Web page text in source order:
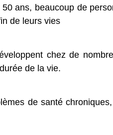
ans, beaucoup de
de leurs vies
chez de
de la vie.
de santé